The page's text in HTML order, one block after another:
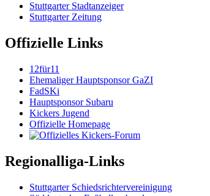
Stuttgarter Stadtanzeiger
Stuttgarter Zeitung
Offizielle Links
12für11
Ehemaliger Hauptsponsor GaZI
FadSKi
Hauptsponsor Subaru
Kickers Jugend
Offizielle Homepage
Regionalliga-Links
Stuttgarter Schiedsrichtervereinigung